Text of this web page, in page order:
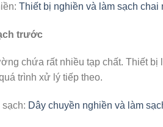
Thiết bị nghiền và làm sạch chai
trước
chứa rất nhiều tạp chất. Thiết
trình xử lý tiếp theo.
sạch: Dây chuyền nghiền và làm